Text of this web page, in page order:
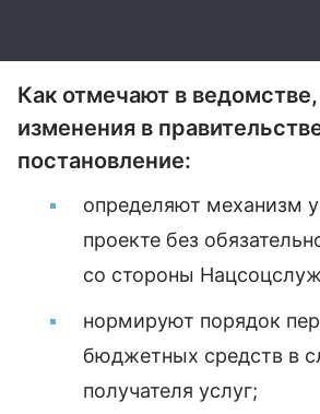
Как отмечают в
изменения в
постановление:
определяют механизм
проекте без
со стороны
нормируют порядок
бюджетных средств в
получателя услуг;